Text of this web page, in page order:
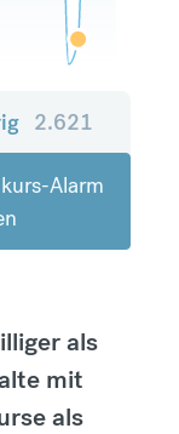
2.621
Alarm
als
mit
als